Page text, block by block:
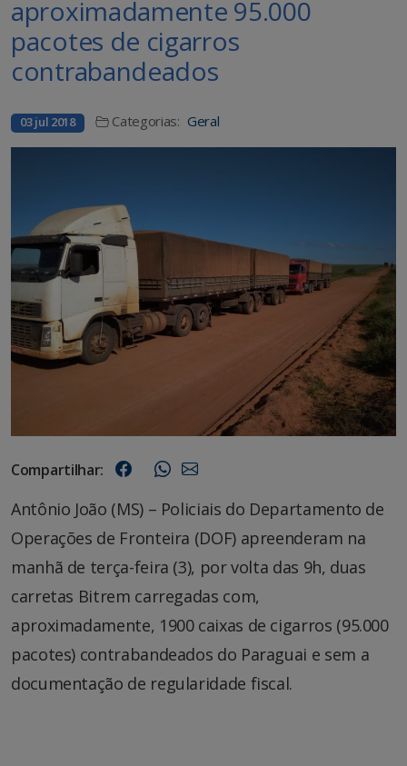
aproximadamente 95.000
pacotes de cigarros
contrabandeados
03 jul 2018 Categorias: Geral
Compartilhar:
Antônio João (MS) – Policiais do Departamento de
Operações de Fronteira (DOF) apreenderam na
manhã de terça-feira (3), por volta das 9h, duas
carretas Bitrem carregadas com,
aproximadamente, 1900 caixas de cigarros (95.000
pacotes) contrabandeados do Paraguai e sem a
documentação de regularidade fiscal.